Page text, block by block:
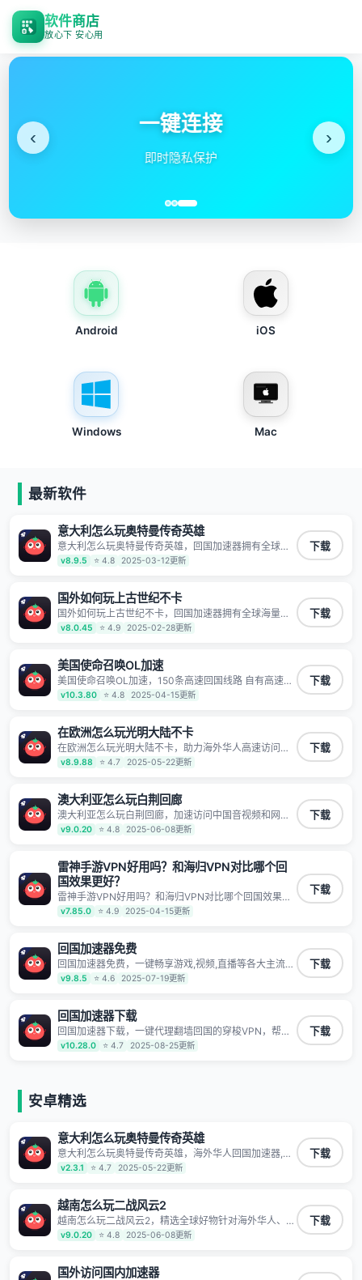
软件商店
放心下 安心用
一键连接
即时隐私保护
‹ ›
Android iOS
Windows Mac
最新软件
意大利怎么玩奥特曼传奇英雄
意大利怎么玩奥特曼传奇英雄，回国加速器拥有全球海
量节点覆盖，运营商专线不卡顿超稳定，专为海外华人
和留学生打造，帮助海外华人免除地域限制，随时高速
乐。
v8.9.5 ⭐ 4.8 2025-03-12更新
下载
国外如何玩上古世纪不卡
国外如何玩上古世纪不卡，回国加速器拥有全球海量节
点覆盖，运营商专线不卡顿超稳定，专为海外华人和留
学生打造，帮助海外华人免除地域限制，随时高速稳定
v8.0.45 ⭐ 4.9 2025-02-28更新
下载
美国使命召唤OL加速
美国使命召唤OL加速，150条高速回国线路 自有高速中
转节点 无需注册 一键连接 提供高速线路 应用内直达视
频音乐app,快人一步 应用模式 App互不干扰 不间断的隐
露 阻止第三方对数据进行窃取和监听
v10.3.80 ⭐ 4.8 2025-04-15更新
下载
在欧洲怎么玩光明大陆不卡
在欧洲怎么玩光明大陆不卡，助力海外华人高速访问国
内网络，快速开启国内各直播平台,解决国内视频、音乐
卡顿问题；更能加速海量国服游戏，超低延迟稳定不掉
v8.9.88 ⭐ 4.7 2025-05-22更新
下载
澳大利亚怎么玩白荆回廊
澳大利亚怎么玩白荆回廊，加速访问中国音视频和网
站，专业回国加速器，帮你加速访问优酷、bilibili、腾讯
视频、爱奇艺等，加速国服游戏，例如原神、阴阳师、
示录、明日方舟、战双帕弥什、sky光·遇、另一个伊甸
园等国内各种服务,回国加速器致力于帮助海外华人和留
学生、港澳台地区用户提供最好的回国游戏和音乐视频
加速服务，可以在海外或港澳台地区流畅加速国服游戏
和音视频服务，提供专业稳定的全球回国线路和游戏加
YY等主流网站应用解除限制，带你穿梭加速回国。目前
已有上百万用户，用户整体好评95%以上，一对一在线
客服支持，保障你的使用体验。
v9.0.20 ⭐ 4.8 2025-06-08更新
下载
雷神手游VPN好用吗？和海归VPN对比哪个回
国效果更好？
雷神手游VPN好用吗？和海归VPN对比哪个回国效果更
好？，一键代理翻墙回国的穿梭VPN，帮助海外华人留
学生及港澳台地区用户破除地区版权限制问题，一键降
v7.85.0 ⭐ 4.9 2025-04-15更新
下载
回国加速器免费
回国加速器免费，一键畅享游戏,视频,直播等各大主流
App应用,视频加载极速不卡顿。人在海外听歌,玩国服游
戏 简单易用。
v9.8.5 ⭐ 4.6 2025-07-19更新
下载
回国加速器下载
回国加速器下载，一键代理翻墙回国的穿梭VPN，帮助
海外华人留学生及港澳台地区用户破除地区版权限制问
题，一键降低游戏延迟，加速访问中国网站、游戏及应
v10.28.0 ⭐ 4.7 2025-08-25更新
下载
安卓精选
意大利怎么玩奥特曼传奇英雄
意大利怎么玩奥特曼传奇英雄，海外华人回国加速器,为
境外华人解决海外怎么听歌?海外怎么看剧?海外怎么玩
游戏不卡等境外难题,全球回国稳定国内节点,专业、流畅
v2.3.1 ⭐ 4.7 2025-05-22更新
下载
越南怎么玩二战风云2
越南怎么玩二战风云2，精选全球好物针对海外华人、留
学生和海外出差用户打造的一款高质量专属回国加速器,
只要身处海外即可一键加速畅享国内网络:追剧听歌、影
景的应用及网络加速
v9.0.20 ⭐ 4.8 2025-06-08更新
下载
国外访问国内加速器